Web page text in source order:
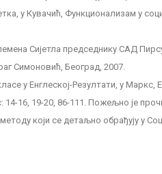
у Кувачић, Функционализам у
Сијетла председнику САД
Симоновић, Београд, 2007.
у Енглеској-Резултати, у Маркс,
14-16, 19-20, 86-111. Пожељно је
који се детаљно обрађују у